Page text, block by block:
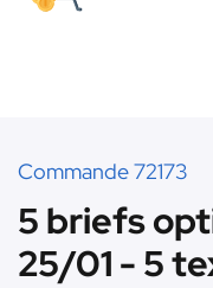
Commande 72173
5 briefs
25/01 - 5